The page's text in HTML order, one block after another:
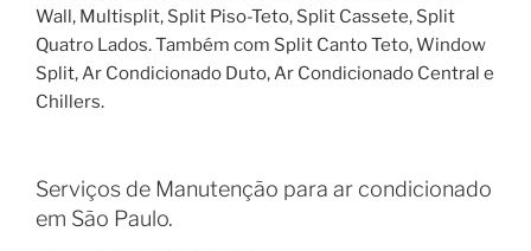
Wall, Multisplit, Split Piso-Teto, Split Cassete, Split
Quatro Lados. Também com Split Canto Teto, Window
Split, Ar Condicionado Duto, Ar Condicionado Central e
Chillers.
Serviços de Manutenção para ar condicionado
em São Paulo.